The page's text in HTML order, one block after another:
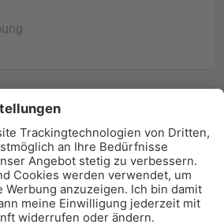
Newsletter
Benachrichtigungen zu den